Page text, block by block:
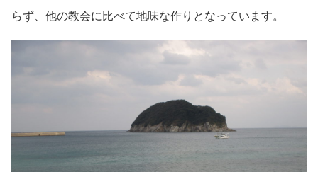
らず、他の教会に比べて地味な作りとなっています。